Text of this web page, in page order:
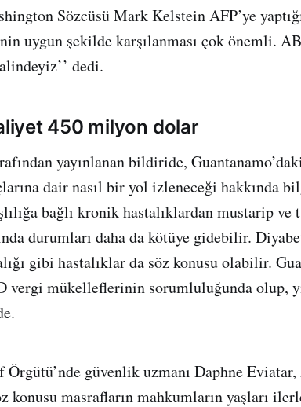
Sözcüsü Mark Kelstein AFP’ye
uygun şekilde karşılanması çok önemli.
dedi.
450 milyon dolar
yayınlanan bildiride,
dair nasıl bir yol izleneceği hakkında
bağlı kronik hastalıklardan mustarip ve
durumları daha da kötüye gidebilir.
gibi hastalıklar da söz konusu olabilir.
vergi mükelleflerinin sorumluluğunda olup,
güvenlik uzmanı Daphne Eviatar,
konusu masrafların mahkumların yaşları